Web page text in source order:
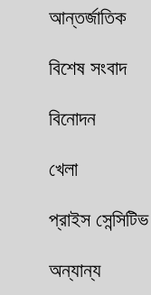
আন্তর্জাতিক
বিশেষ সংবাদ
বিনোদন
খেলা
প্রাইস সেন্সিটিভ
অন্যান্য